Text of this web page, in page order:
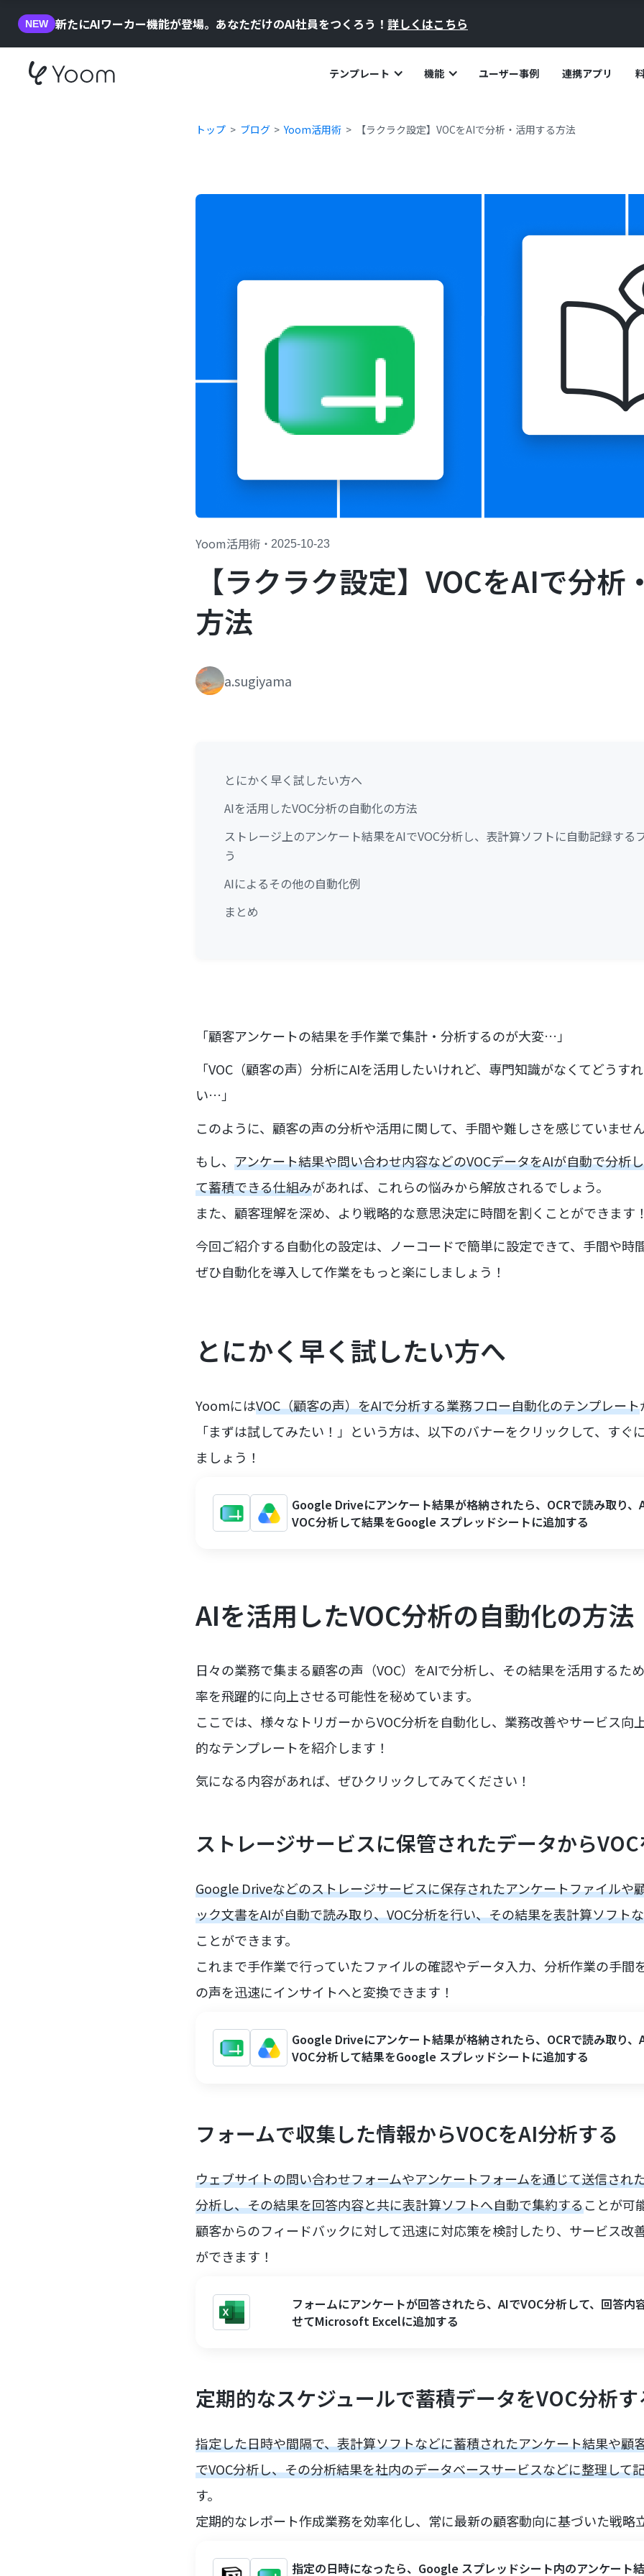
NEW 新たにAIワーカー機能が登場。あなただけのAI社員をつくろう！ 詳しくはこちら
テンプレート 機能 ユーザー事例 連携アプリ
トップ ブログ Yoom活用術 【ラクラク設定】VOCをAIで分析・活用する方法
Yoom活用術 ・ 2025-10-23
【ラクラク設定】VOCをAIで分析
方法
a.sugiyama
とにかく早く試したい方へ
AIを活用したVOC分析の自動化の方法
ストレージ上のアンケート結果をAIでVOC分析し、表計算ソフトに自動記録する
う
AIによるその他の自動化例
まとめ
「顧客アンケートの結果を手作業で集計・分析するのが大変…」
「VOC（顧客の声）分析にAIを活用したいけれど、専門知識がなくてどうす
い…」
このように、顧客の声の分析や活用に関して、手間や難しさを感じていませ
もし、 アンケート結果や問い合わせ内容などのVOCデータをAIが自動で分析
て蓄積できる仕組みがあれば、これらの悩みから解放されるでしょう。
また、顧客理解を深め、より戦略的な意思決定に時間を割くことができます！
今回ご紹介する自動化の設定は、ノーコードで簡単に設定できて、手間や時
ぜひ自動化を導入して作業をもっと楽にしましょう！
とにかく早く試したい方へ
YoomにはVOC（顧客の声）をAIで分析する業務フロー自動化のテンプレート
「まずは試してみたい！」という方は、以下のバナーをクリックして、すぐ
ましょう！
Google Driveにアンケート結果が格納されたら、OCRで読み取り、
VOC分析して結果をGoogle スプレッドシートに追加する
AIを活用したVOC分析の自動化の方法
日々の業務で集まる顧客の声（VOC）をAIで分析し、その結果を活用するた
率を飛躍的に向上させる可能性を秘めています。
ここでは、様々なトリガーからVOC分析を自動化し、業務改善やサービス向
的なテンプレートを紹介します！
気になる内容があれば、ぜひクリックしてみてください！
ストレージサービスに保管されたデータから
Google Driveなどのストレージサービスに保存されたアンケートファイルや
ック文書をAIが自動で読み取り、VOC分析を行い、その結果を表計算ソフト
ことができます。
これまで手作業で行っていたファイルの確認やデータ入力、分析作業の手間
の声を迅速にインサイトへと変換できます！
Google Driveにアンケート結果が格納されたら、OCRで読み取り、
VOC分析して結果をGoogle スプレッドシートに追加する
フォームで収集した情報からVOCをAI分析する
ウェブサイトの問い合わせフォームやアンケートフォームを通じて送信され
分析し、その結果を回答内容と共に表計算ソフトへ自動で集約することが可
顧客からのフィードバックに対して迅速に対応策を検討したり、サービス改
ができます！
フォームにアンケートが回答されたら、AIでVOC分析して、回答内
せてMicrosoft Excelに追加する
定期的なスケジュールで蓄積データをVOC分析す
指定した日時や間隔で、表計算ソフトなどに蓄積されたアンケート結果や顧
でVOC分析し、その分析結果を社内のデータベースサービスなどに整理して
す。
定期的なレポート作成業務を効率化し、常に最新の顧客動向に基づいた戦略
指定の日時になったら、Google スプレッドシート内のアンケート